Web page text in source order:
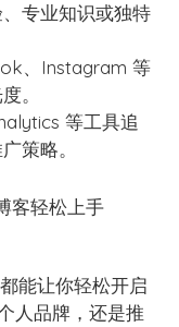
专业知识或独特
、Instagram 等
。
等工具追
策略。
都能让你轻松开启
人品牌，还是推